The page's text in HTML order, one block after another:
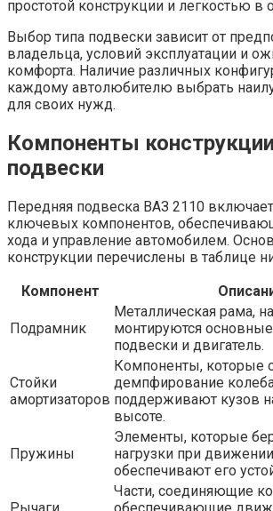
простотой конструкции и легкостью в
Выбор типа подвески зависит от
владельца, условий эксплуатации и
комфорта. Наличие различных
каждому автолюбителю выбрать
для своих нужд.
Компоненты
подвески
Передняя подвеска ВАЗ 2110
ключевых компонентов,
хода и управление автомобилем.
конструкции перечислены в таблице
Компонент
Подрамник
Металлическая рама,
монтируются
подвески и двигатель.
Стойки
амортизаторов
Компоненты, которые
демпфирование
поддерживают кузов
высоте.
Пружины
Элементы, которые
нагрузки при
обеспечивают его
Части, соединяющие